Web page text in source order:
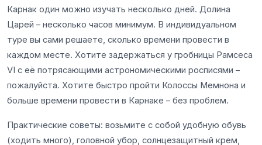
Карнак один можно изучать несколько дней. Долина
Царей – несколько часов минимум. В индивидуальном
туре вы сами решаете, сколько времени провести в
каждом месте. Хотите задержаться у гробницы Рамсеса
VI с её потрясающими астрономическими росписями –
пожалуйста. Хотите быстро пройти Колоссы Мемнона и
больше времени провести в Карнаке – без проблем.
Практические советы: возьмите с собой удобную обувь
(ходить много), головной убор, солнцезащитный крем,